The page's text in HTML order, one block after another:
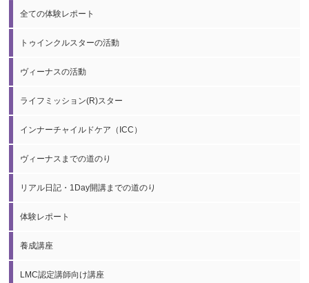
全ての体験レポート
トゥインクルスターの活動
ヴィーナスの活動
ライフミッション(R)スター
インナーチャイルドケア（ICC）
ヴィーナスまでの道のり
リアル日記・1Day開講までの道のり
体験レポート
養成講座
LMC認定講師向け講座